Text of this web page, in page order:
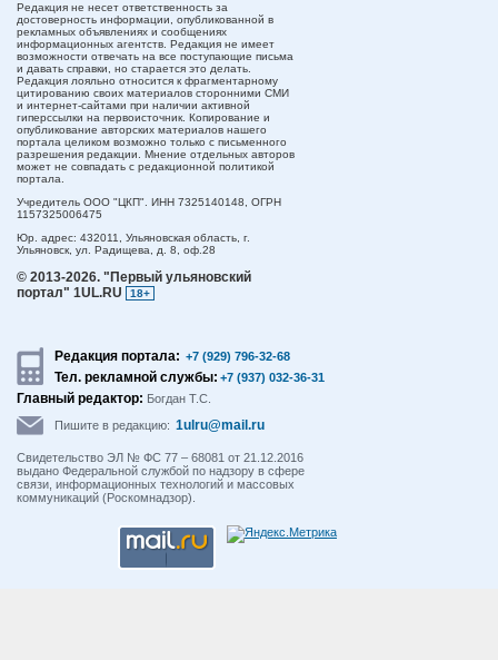
Редакция не несет ответственность за
достоверность информации, опубликованной в
рекламных объявлениях и сообщениях
информационных агентств. Редакция не имеет
возможности отвечать на все поступающие письма
и давать справки, но старается это делать.
Редакция лояльно относится к фрагментарному
цитированию своих материалов сторонними СМИ
и интернет-сайтами при наличии активной
гиперссылки на первоисточник. Копирование и
опубликование авторских материалов нашего
портала целиком возможно только с письменного
разрешения редакции. Мнение отдельных авторов
может не совпадать с редакционной политикой
портала.
Учредитель ООО "ЦКП". ИНН 7325140148, ОГРН
1157325006475
Юр. адрес: 432011, Ульяновская область, г.
Ульяновск, ул. Радищева, д. 8, оф.28
© 2013-2026. "Первый ульяновский
портал" 1UL.RU
18+
Редакция портала: +7 (929) 796-32-68
Тел. рекламной службы: +7 (937) 032-36-31
Главный редактор: Богдан Т.С.
Пишите в редакцию: 1ulru@mail.ru
Свидетельство ЭЛ № ФС 77 – 68081 от 21.12.2016
выдано Федеральной службой по надзору в сфере
связи, информационных технологий и массовых
коммуникаций (Роскомнадзор).